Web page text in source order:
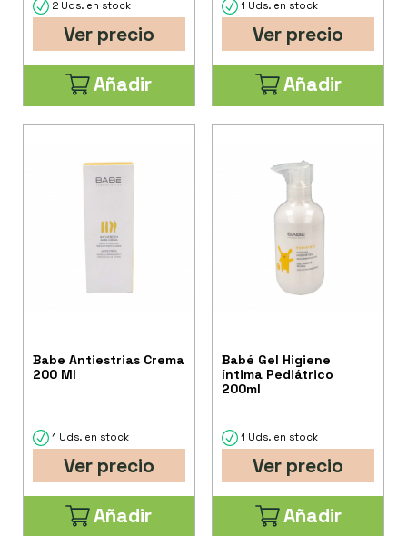
2 Uds. en stock
Ver precio
Añadir
1 Uds. en stock
Ver precio
Añadir
Babe Antiestrias Crema
200 Ml
1 Uds. en stock
Ver precio
Añadir
Babé Gel Higiene
íntima Pediátrico
200ml
1 Uds. en stock
Ver precio
Añadir